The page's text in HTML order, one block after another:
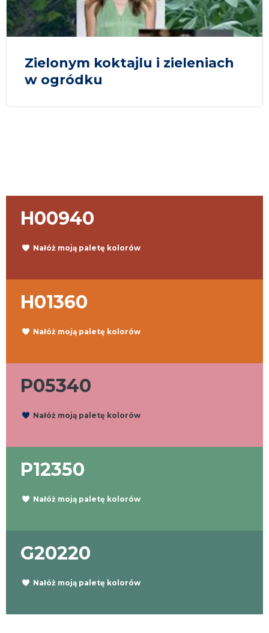
Zielonym koktajlu i zieleniach
w ogródku
H00940
Nałóż moją paletę kolorów
H01360
Nałóż moją paletę kolorów
P05340
Nałóż moją paletę kolorów
P12350
Nałóż moją paletę kolorów
G20220
Nałóż moją paletę kolorów